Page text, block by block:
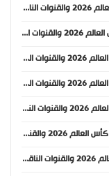
موعد مباراة النمسا والأردن في كأس العالم 2026 والقنوات الناقلة
موعد مباراة الأرجنتين والجزائر في كأس العالم 2026 والقنوات الناقلة
موعد مباراة العراق والنرويج في كأس العالم 2026 والقنوات الناقلة
موعد مباراة فرنسا والسنغال في كأس العالم 2026 والقنوات الناقلة
موعد مباراة إيران ونيوزيلندا في كأس العالم 2026 والقنوات الناقلة
موعد مباراة السعودية وأوروغواي في كأس العالم 2026 والقنوات الناقلة
موعد مباراة بلجيكا ومصر في كأس العالم 2026 والقنوات الناقلة